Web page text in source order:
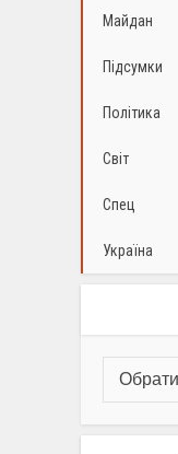
Майдан
Підсумки
Політика
Світ
Спец
Україна